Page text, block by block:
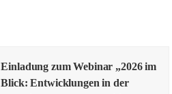
Einladung zum Webinar „2026 im
Blick: Entwicklungen in der